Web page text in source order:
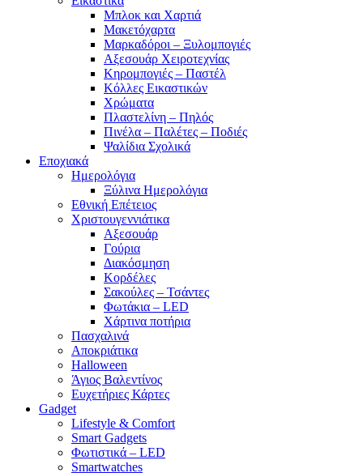
Μπλοκ και Χαρτιά
Μακετόχαρτα
Μαρκαδόροι – Ξυλομπογιές
Αξεσουάρ Χειροτεχνίας
Κηρομπογιές – Παστέλ
Κόλλες Εικαστικών
Χρώματα
Πλαστελίνη – Πηλός
Πινέλα – Παλέτες – Ποδιές
Ψαλίδια Σχολικά
Εποχιακά
Ημερολόγια
Ξύλινα Ημερολόγια
Εθνική Επέτειος
Χριστουγεννιάτικα
Αξεσουάρ
Γούρια
Διακόσμηση
Κορδέλες
Σακούλες – Τσάντες
Φωτάκια – LED
Χάρτινα ποτήρια
Πασχαλινά
Αποκριάτικα
Halloween
Άγιος Βαλεντίνος
Ευχετήριες Κάρτες
Gadget
Lifestyle & Comfort
Smart Gadgets
Φωτιστικά – LED
Smartwatches